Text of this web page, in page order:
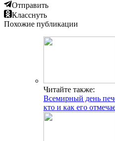
Отправить
Класснуть
Похожие публикации
Читайте также:
Всемирный день
кто и как его